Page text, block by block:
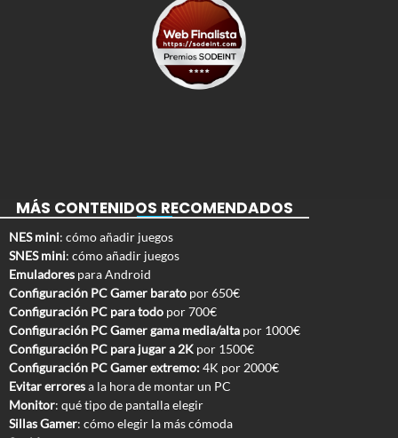
MÁS CONTENIDOS RECOMENDADOS
NES mini: cómo añadir juegos
SNES mini: cómo añadir juegos
Emuladores para Android
Configuración PC Gamer barato por 650€
Configuración PC para todo por 700€
Configuración PC Gamer gama media/alta por 1000€
Configuración PC para jugar a 2K por 1500€
Configuración PC Gamer extremo:4K por 2000€
Evitar erroresa la hora de montar un PC
Monitor: qué tipo de pantalla elegir
Sillas Gamer: cómo elegir la más cómoda